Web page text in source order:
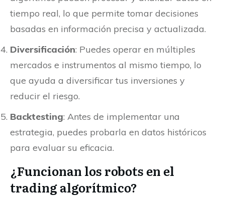
tiempo real, lo que permite tomar decisiones
basadas en información precisa y actualizada.
Diversificación: Puedes operar en múltiples
mercados e instrumentos al mismo tiempo, lo
que ayuda a diversificar tus inversiones y
reducir el riesgo.
Backtesting: Antes de implementar una
estrategia, puedes probarla en datos históricos
para evaluar su eficacia.
¿Funcionan los robots en el
trading algorítmico?